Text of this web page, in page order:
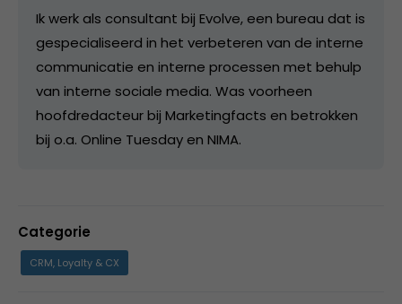
Ik werk als consultant bij Evolve, een bureau dat is
gespecialiseerd in het verbeteren van de interne
communicatie en interne processen met behulp
van interne sociale media. Was voorheen
hoofdredacteur bij Marketingfacts en betrokken
bij o.a. Online Tuesday en NIMA.
Categorie
CRM, Loyalty & CX